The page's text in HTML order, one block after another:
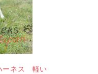
ーネス 軽い